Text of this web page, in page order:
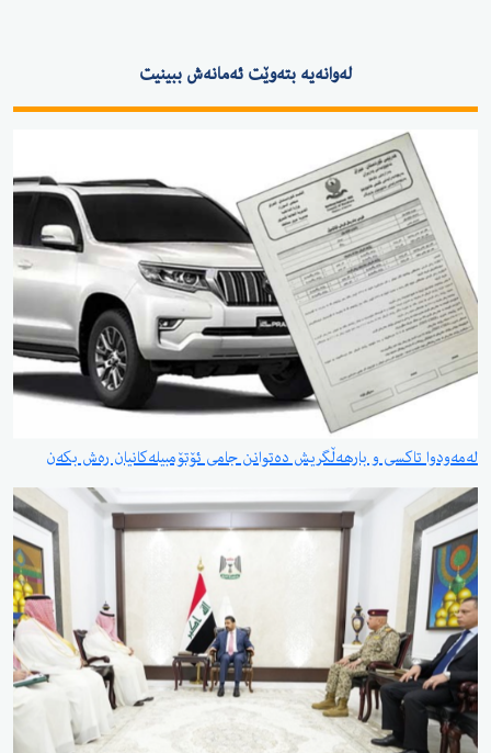
لەوانەیە بتەوێت ئەمانەش ببینیت
لەمەودوا تاکسی و بارهەڵگریش دەتوانن جامی ئۆتۆمبیلەکانیان رەش بکەن